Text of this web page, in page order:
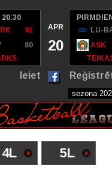
20:30
91
80
APR
20
LU-
ASK
Ieiet
4L
5L